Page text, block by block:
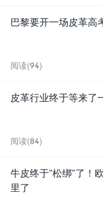
巴黎要开一场皮革高
阅读(94)
皮革行业终于等来了
阅读(84)
牛皮终于”松绑”了！
里了